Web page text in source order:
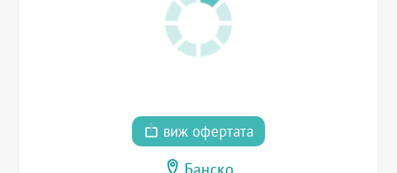
виж офертата
Банско